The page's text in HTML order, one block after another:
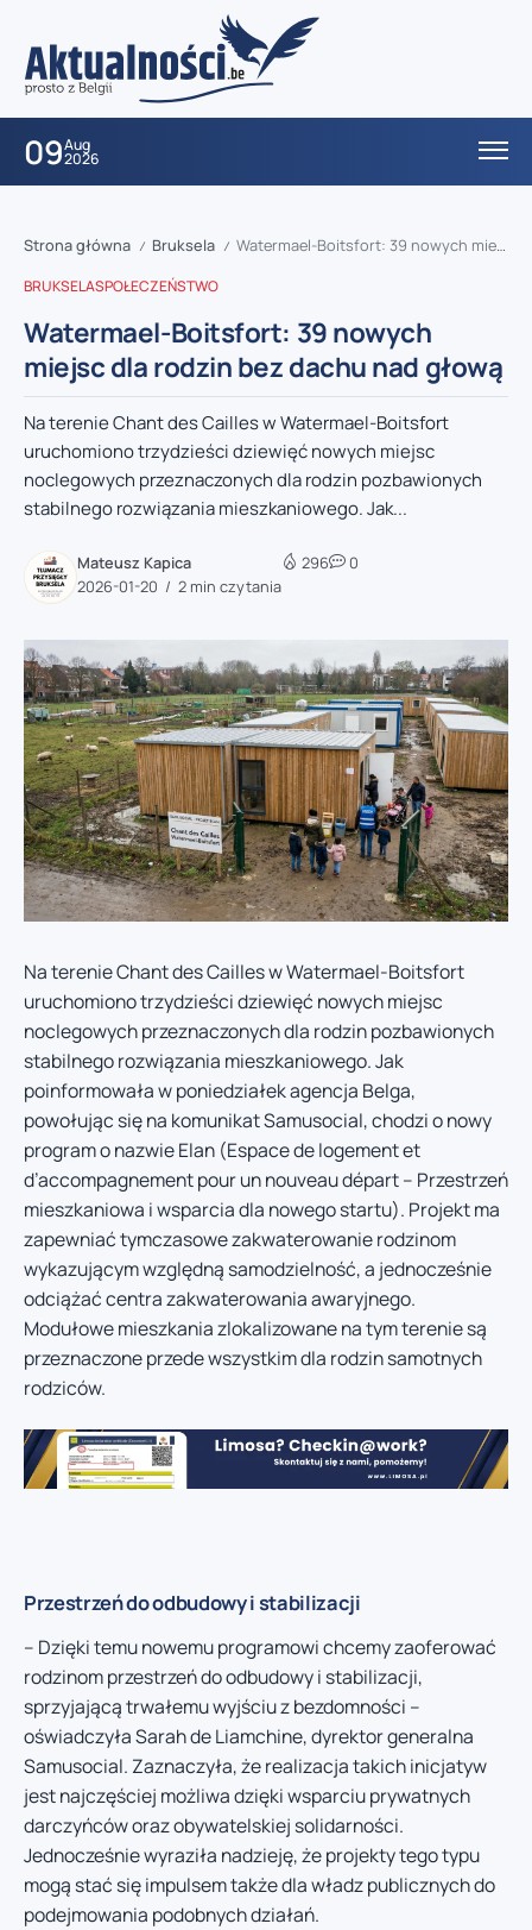
09Aug
2026
Strona główna / Bruksela / Watermael-Boitsfort: 39 nowych miejsc dla rodzin bez dachu nad głową
BRUKSELASPOŁECZEŃSTWO
Watermael-Boitsfort: 39 nowych
miejsc dla rodzin bez dachu nad głową
Na terenie Chant des Cailles w Watermael-Boitsfort
uruchomiono trzydzieści dziewięć nowych miejsc
noclegowych przeznaczonych dla rodzin pozbawionych
stabilnego rozwiązania mieszkaniowego. Jak...
Mateusz Kapica
2026-01-20
2 min czytania
296 0
Na terenie Chant des Cailles w Watermael-Boitsfort
uruchomiono trzydzieści dziewięć nowych miejsc
noclegowych przeznaczonych dla rodzin pozbawionych
stabilnego rozwiązania mieszkaniowego. Jak
poinformowała w poniedziałek agencja Belga,
powołując się na komunikat Samusocial, chodzi o nowy
program o nazwie Elan (Espace de logement et
d’accompagnement pour un nouveau départ – Przestrzeń
mieszkaniowa i wsparcia dla nowego startu). Projekt ma
zapewniać tymczasowe zakwaterowanie rodzinom
wykazującym względną samodzielność, a jednocześnie
odciążać centra zakwaterowania awaryjnego.
Modułowe mieszkania zlokalizowane na tym terenie są
przeznaczone przede wszystkim dla rodzin samotnych
rodziców.
Przestrzeń do odbudowy i stabilizacji
– Dzięki temu nowemu programowi chcemy zaoferować
rodzinom przestrzeń do odbudowy i stabilizacji,
sprzyjającą trwałemu wyjściu z bezdomności –
oświadczyła Sarah de Liamchine, dyrektor generalna
Samusocial. Zaznaczyła, że realizacja takich inicjatyw
jest najczęściej możliwa dzięki wsparciu prywatnych
darczyńców oraz obywatelskiej solidarności.
Jednocześnie wyraziła nadzieję, że projekty tego typu
mogą stać się impulsem także dla władz publicznych do
podejmowania podobnych działań.